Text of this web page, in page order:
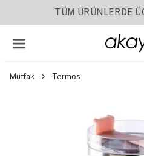
TÜM ÜRÜNLERDE
Mutfak Termos